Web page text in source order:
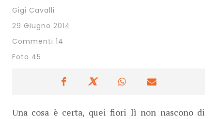
Gigi Cavalli
29 Giugno 2014
Commenti 14
Foto 45
Una cosa è certa, quei fiori lì non nascono di